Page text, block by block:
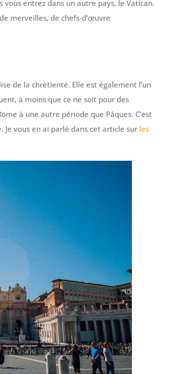
vous entrez dans un autre pays, le Vatican.
merveilles, de chefs-d’œuvre
de la chrétienté. Elle est également l’un
à moins que ce ne soit pour des
à une autre période que Pâques. C’est
Je vous en ai parlé dans cet article sur les